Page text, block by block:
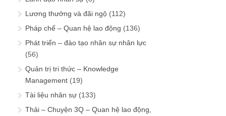
Lương thưởng và đãi ngộ (112)
Pháp chế – Quan hệ lao động (136)
Phát triển – đào tạo nhân sự nhân lực
(56)
Quản trị tri thức – Knowledge
Management (19)
Tài liệu nhân sự (133)
Thải – Chuyện 3Q – Quan hệ lao động,